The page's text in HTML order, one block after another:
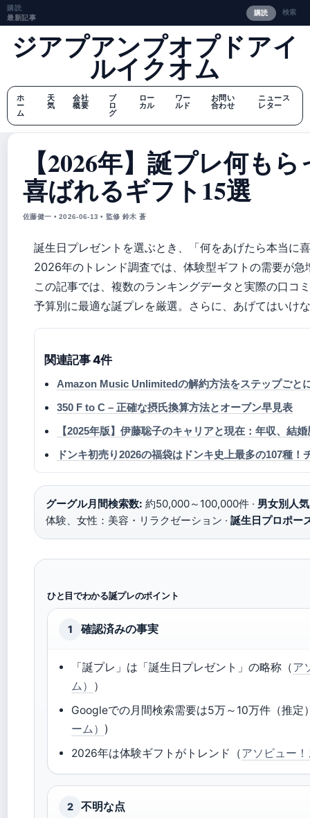
購読
最新記事
購読 検索
ジアプアンプオプドアイ
ルイクオム
ホ
ー
ム
天
気
会社
概要
ブ
ロ
グ
ロー
カル
ワー
ルド
お問い
合わせ
ニュース
レター
【2026年】誕プレ何も
喜ばれるギフト15選
佐藤健一 • 2026-06-13 • 監修 鈴木 蒼
誕生日プレゼントを選ぶとき、「何をあげたら本当に
2026年のトレンド調査では、体験型ギフトの需要が
この記事では、複数のランキングデータと実際の口コ
予算別に最適な誕プレを厳選。さらに、あげてはいけ
関連記事 4件
Amazon Music Unlimitedの解約方法をステップごと
350 F to C – 正確な摂氏換算方法とオーブン早見表
【2025年版】伊藤聡子のキャリアと現在：年収、結
ドンキ初売り2026の福袋はドンキ史上最多の107種
グーグル月間検索数: 約50,000～100,000件 · 男女別人
体験、女性：美容・リラクゼーション · 誕生日プロポー
ひと目でわかる誕プレのポイント
1 確認済みの事実
「誕プレ」は「誕生日プレゼント」の略称（ア
ム） ）
Googleでの月間検索需要は5万～10万件（推定
ーム） )
2026年は体験ギフトがトレンド（アソビュー
2 不明な点